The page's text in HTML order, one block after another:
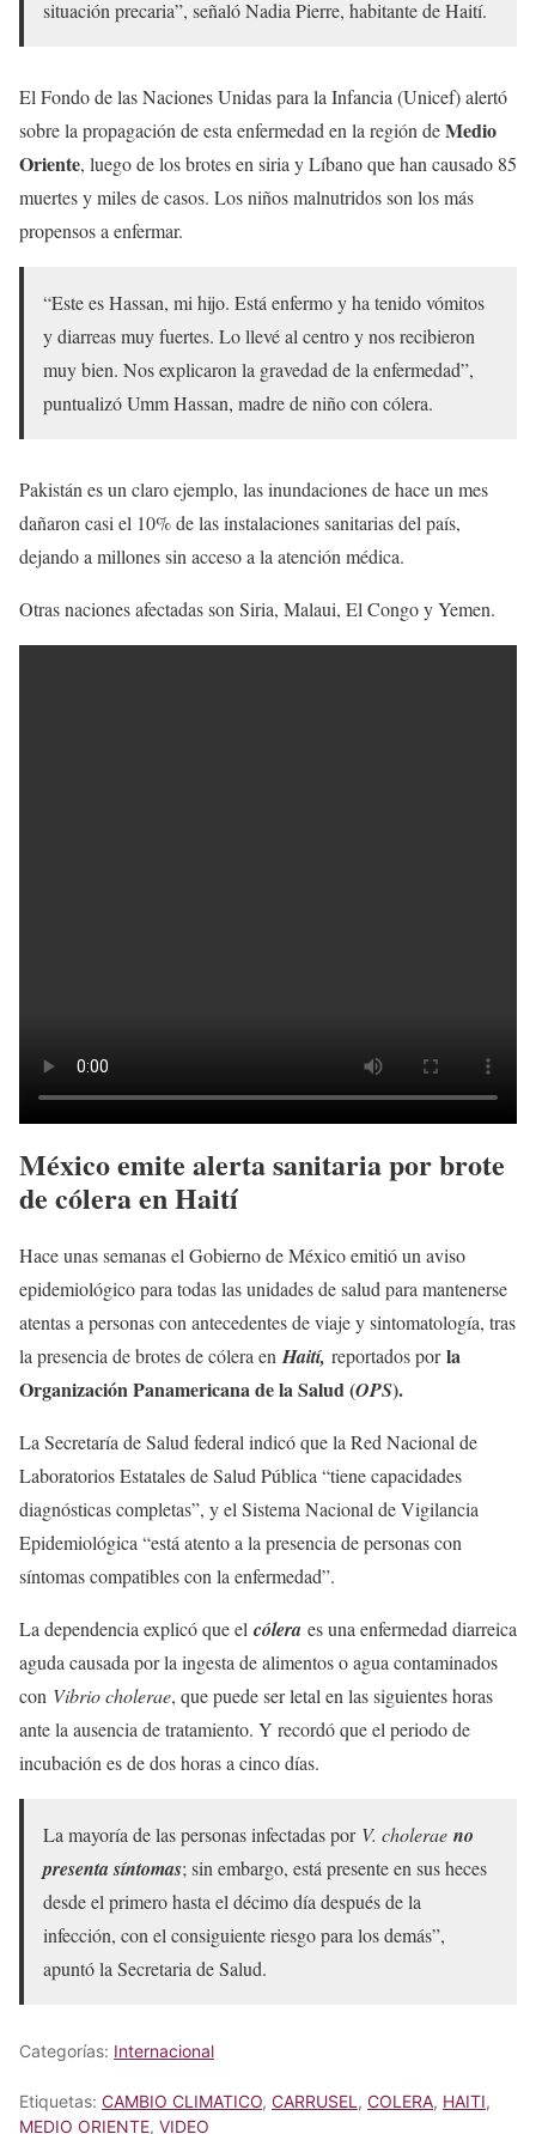
situación precaria”, señaló Nadia Pierre, habitante de Haití.
El Fondo de las Naciones Unidas para la Infancia (Unicef) alertó
sobre la propagación de esta enfermedad en la región deMedio
Oriente, luego de los brotes en siria y Líbano que han causado 85
muertes y miles de casos. Los niños malnutridos son los más
propensos a enfermar.
“Este es Hassan, mi hijo. Está enfermo y ha tenido vómitos
y diarreas muy fuertes. Lo llevé al centro y nos recibieron
muy bien. Nos explicaron la gravedad de la enfermedad”,
puntualizó Umm Hassan, madre de niño con cólera.
Pakistán es un claro ejemplo, las inundaciones de hace un mes
dañaron casi el 10% de las instalaciones sanitarias del país,
dejando a millones sin acceso a la atención médica.
Otras naciones afectadas son Siria, Malaui, El Congo y Yemen.
México emite alerta sanitaria por brote
de cólera en Haití
Hace unas semanas el Gobierno de México emitió un aviso
epidemiológico para todas las unidades de salud para mantenerse
atentas a personas con antecedentes de viaje y sintomatología, tras
la presencia de brotes de cólera en Haití, reportados porla
Organización Panamericana de la Salud (OPS).
La Secretaría de Salud federal indicó que la Red Nacional de
Laboratorios Estatales de Salud Pública “tiene capacidades
diagnósticas completas”, y el Sistema Nacional de Vigilancia
Epidemiológica “está atento a la presencia de personas con
síntomas compatibles con la enfermedad”.
La dependencia explicó que el cólera es una enfermedad diarreica
aguda causada por la ingesta de alimentos o agua contaminados
con Vibrio cholerae, que puede ser letal en las siguientes horas
ante la ausencia de tratamiento. Y recordó que el periodo de
incubación es de dos horas a cinco días.
La mayoría de las personas infectadas por V. cholerae no
presenta síntomas; sin embargo, está presente en sus heces
desde el primero hasta el décimo día después de la
infección, con el consiguiente riesgo para los demás”,
apuntó la Secretaria de Salud.
Categorías: Internacional
Etiquetas: CAMBIO CLIMATICO, CARRUSEL , COLERA, HAITI,
MEDIO ORIENTE, VIDEO